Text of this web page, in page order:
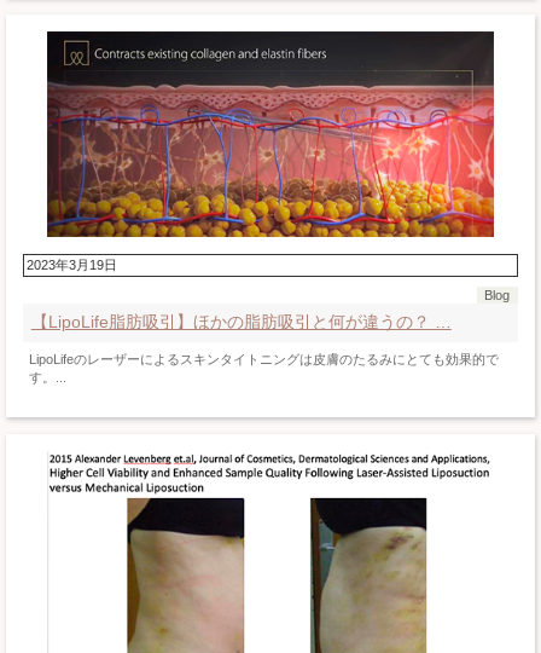
2023年3月19日
Blog
【LipoLife脂肪吸引】ほかの脂肪吸引と何が違うの？ …
LipoLifeのレーザーによるスキンタイトニングは皮膚のたるみにとても効果的で
す。...